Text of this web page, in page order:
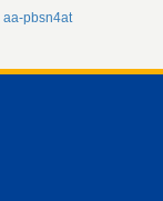
aa-pbsn4at